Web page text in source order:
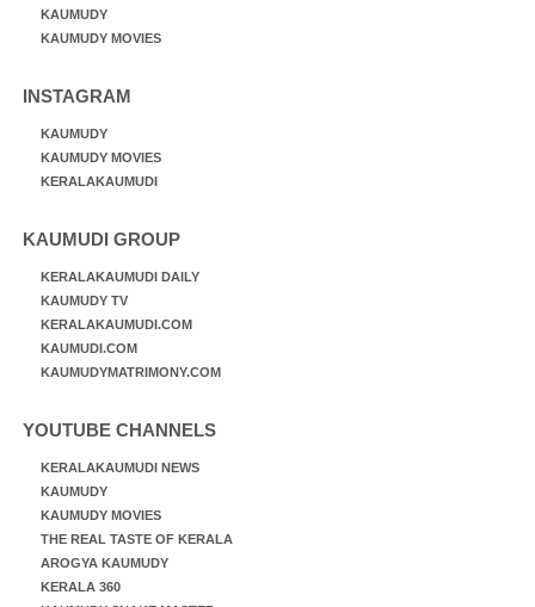
KAUMUDY
KAUMUDY MOVIES
INSTAGRAM
KAUMUDY
KAUMUDY MOVIES
KERALAKAUMUDI
KAUMUDI GROUP
KERALAKAUMUDI DAILY
KAUMUDY TV
KERALAKAUMUDI.COM
KAUMUDI.COM
KAUMUDYMATRIMONY.COM
YOUTUBE CHANNELS
KERALAKAUMUDI NEWS
KAUMUDY
KAUMUDY MOVIES
THE REAL TASTE OF KERALA
AROGYA KAUMUDY
KERALA 360